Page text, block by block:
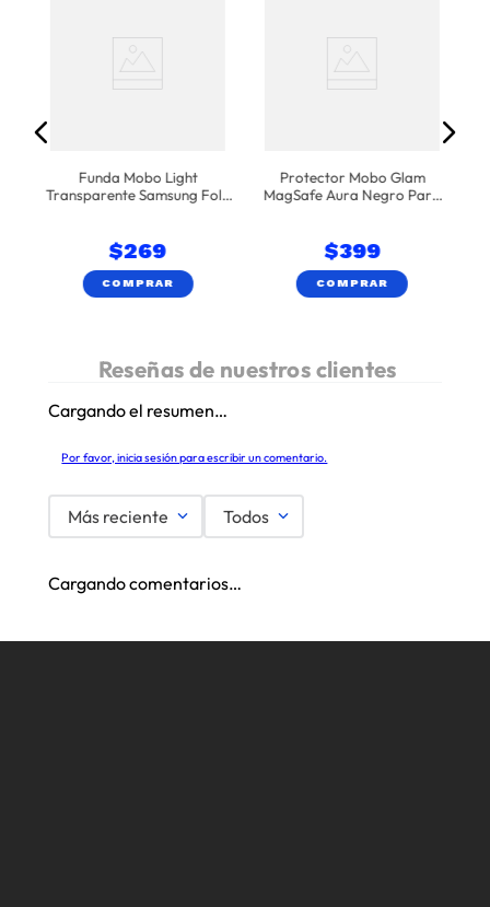
Funda Mobo Light
Transparente Samsung Fold
$269
COMPRAR
Protector Mobo Glam
MagSafe Aura Negro Para
$399
COMPRAR
Cargando el resumen…
Por favor, inicia sesión para escribir un comentario.
Más reciente Todos
Cargando comentarios…